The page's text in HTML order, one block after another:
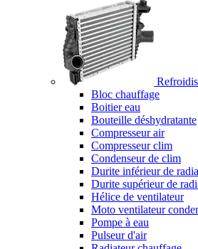
Bloc chauffage
Boitier eau
Bouteille déshydratante
Compresseur air
Compresseur clim
Condenseur de clim
Durite inférieur de
Durite supérieur de
Hélice de ventilateur
Moto ventilateur
Pompe à eau
Pulseur d'air